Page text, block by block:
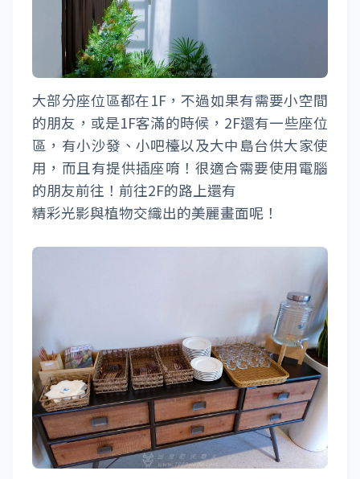
大部分座位區都在1F，不過如果有需要小空間
的朋友，或是1F客滿的時候，2F還有一些座位
區，有小沙發、小吧檯以及大中島台供大家使
用，而且有提供插座唷！很適合需要使用電腦
的朋友前往！前往2F的路上還有
精彩光影與植物交織出的美麗畫面呢！